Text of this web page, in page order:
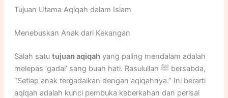
Tujuan Utama Aqiqah dalam Islam
Menebuskan Anak dari Kekangan
Salah satu tujuan aqiqahyang paling mendalam adalah
melepas ‘gadai’ sang buah hati. Rasulullah ﷺ bersabda,
“Setiap anak tergadaikan dengan aqiqahnya.” Ini berarti
aqiqah adalah kunci pembuka keberkahan dan perisai